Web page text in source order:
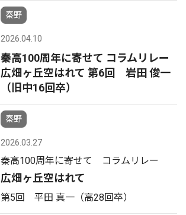
秦野
2026.04.10
秦高100周年に寄せて コラムリレー
広畑ヶ丘空はれて 第6回 岩田 俊一
（旧中16回卒）
秦野
2026.03.27
秦高100周年に寄せて コラムリレー
広畑ヶ丘空はれて
第5回 平田 真一（高28回卒）